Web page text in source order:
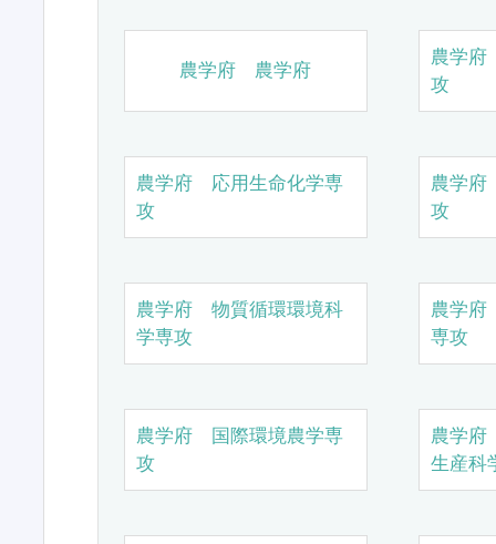
農学府 農学府
農学
攻
農学府 応用生命化学専
攻
農学
攻
農学府 物質循環環境科
学専攻
農学
専攻
農学府 国際環境農学専
攻
農学
生産科